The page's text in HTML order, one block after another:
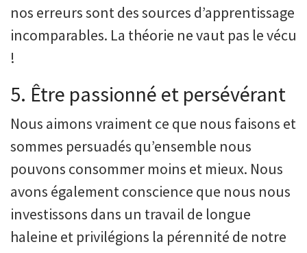
nos erreurs sont des sources d’apprentissage
incomparables. La théorie ne vaut pas le vécu
!
5. Être passionné et persévérant
Nous aimons vraiment ce que nous faisons et
sommes persuadés qu’ensemble nous
pouvons consommer moins et mieux. Nous
avons également conscience que nous nous
investissons dans un travail de longue
haleine et privilégions la pérennité de notre